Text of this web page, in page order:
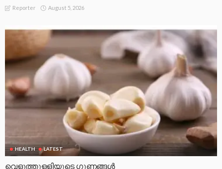
Reporter August 5, 2026
HEALTH LATEST
വെളുത്തുള്ളിയുടെ ഗുണങ്ങൾ